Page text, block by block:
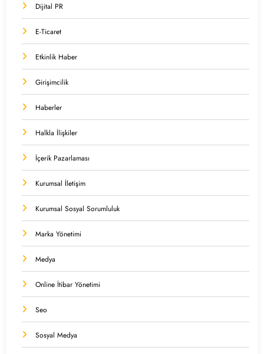
Dijital PR
E-Ticaret
Etkinlik Haber
Girişimcilik
Haberler
Halkla İlişkiler
İçerik Pazarlaması
Kurumsal İletişim
Kurumsal Sosyal Sorumluluk
Marka Yönetimi
Medya
Online İtibar Yönetimi
Seo
Sosyal Medya